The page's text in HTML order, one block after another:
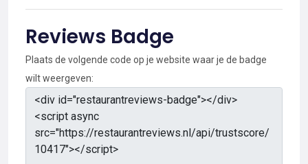
Reviews Badge
Plaats de volgende code op je website waar je de badge
wilt weergeven: